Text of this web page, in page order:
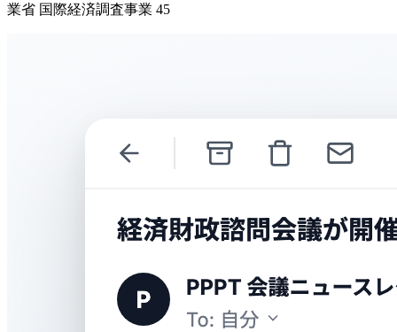
業省 国際経済調査事業 45